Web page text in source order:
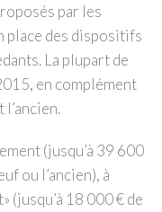
par les
place des dispositifs
La plupart de
en complément
(jusqu’à 39 600
ou l’ancien), à
(jusqu’à 18 000 € de